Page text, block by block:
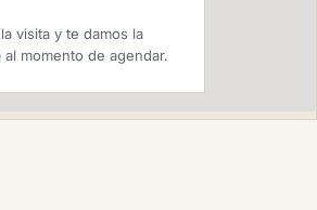
visita y te damos la
al momento de agendar.